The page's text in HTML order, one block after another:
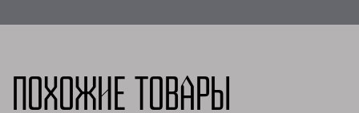
Похожие товары